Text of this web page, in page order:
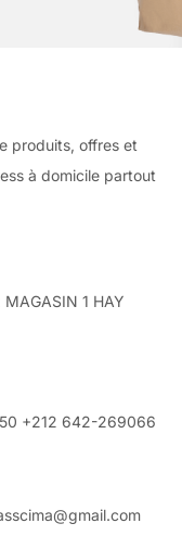
produits, offres et
à domicile partout
MAGASIN 1 HAY
+212 642-269066